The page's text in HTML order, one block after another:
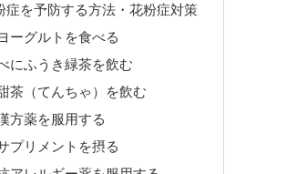
症を予防する方法・花粉症対策
ーグルトを食べる
にふうき緑茶を飲む
茶（てんちゃ）を飲む
方薬を服用する
プリメントを摂る